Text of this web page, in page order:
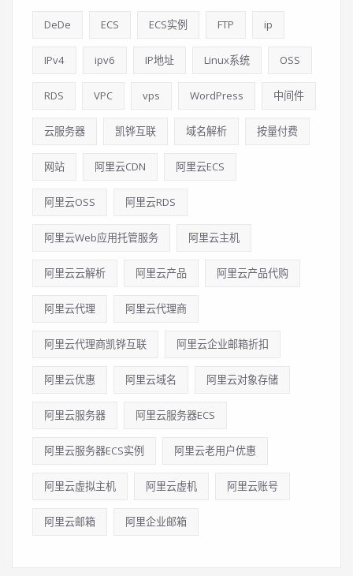
DeDe ECS ECS实例 FTP ip
IPv4 ipv6 IP地址 Linux系统 OSS
RDS VPC vps WordPress 中间件
云服务器 凯铧互联 域名解析 按量付费
网站 阿里云CDN 阿里云ECS
阿里云OSS 阿里云RDS
阿里云Web应用托管服务 阿里云主机
阿里云云解析 阿里云产品 阿里云产品代购
阿里云代理 阿里云代理商
阿里云代理商凯铧互联 阿里云企业邮箱折扣
阿里云优惠 阿里云域名 阿里云对象存储
阿里云服务器 阿里云服务器ECS
阿里云服务器ECS实例 阿里云老用户优惠
阿里云虚拟主机 阿里云虚机 阿里云账号
阿里云邮箱 阿里企业邮箱